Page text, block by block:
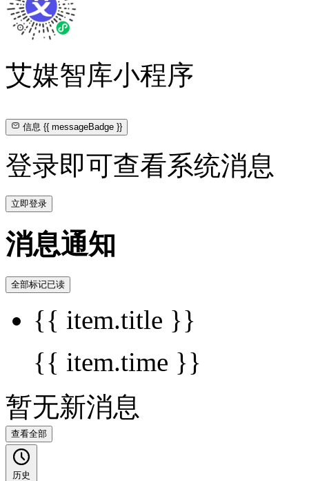
艾媒智库小程序
信息{{ messageBadge }}
登录即可查看系统消息
立即登录
消息通知
全部标记已读
{{ item.title }}
{{ item.time }}
暂无新消息
查看全部
历史